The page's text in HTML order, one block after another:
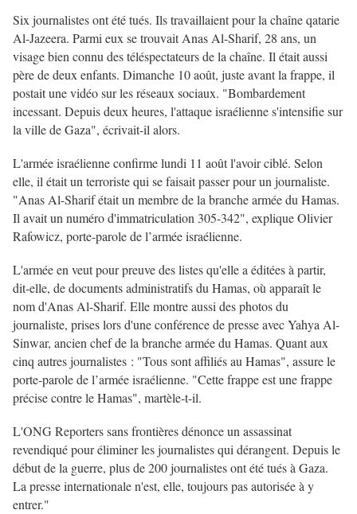
Six journalistes ont été tués. Ils travaillaient pour la chaîne qatarie
Al-Jazeera. Parmi eux se trouvait Anas Al-Sharif, 28 ans, un
visage bien connu des téléspectateurs de la chaîne. Il était aussi
père de deux enfants. Dimanche 10 août, juste avant la frappe, il
postait une vidéo sur les réseaux sociaux. "Bombardement
incessant. Depuis deux heures, l'attaque israélienne s'intensifie sur
la ville de Gaza", écrivait-il alors.
L'armée israélienne confirme lundi 11 août l'avoir ciblé. Selon
elle, il était un terroriste qui se faisait passer pour un journaliste.
"Anas Al-Sharif était un membre de la branche armée du Hamas.
Il avait un numéro d'immatriculation 305-342", explique Olivier
Rafowicz, porte-parole de l’armée israélienne.
L'armée en veut pour preuve des listes qu'elle a éditées à partir,
dit-elle, de documents administratifs du Hamas, où apparaît le
nom d'Anas Al-Sharif. Elle montre aussi des photos du
journaliste, prises lors d'une conférence de presse avec Yahya Al-
Sinwar, ancien chef de la branche armée du Hamas. Quant aux
cinq autres journalistes : "Tous sont affiliés au Hamas", assure le
porte-parole de l’armée israélienne. "Cette frappe est une frappe
précise contre le Hamas", martèle-t-il.
L'ONG Reporters sans frontières dénonce un assassinat
revendiqué pour éliminer les journalistes qui dérangent. Depuis le
début de la guerre, plus de 200 journalistes ont été tués à Gaza.
La presse internationale n'est, elle, toujours pas autorisée à y
entrer."